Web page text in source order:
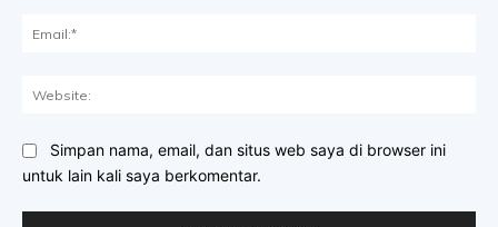
Simpan nama, email, dan situs web saya di browser ini
untuk lain kali saya berkomentar.